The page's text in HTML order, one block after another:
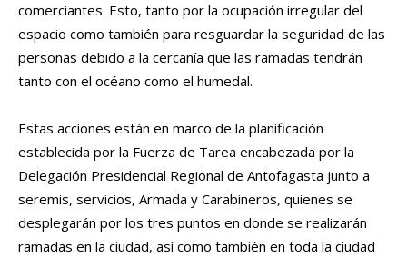
comerciantes. Esto, tanto por la ocupación irregular del
espacio como también para resguardar la seguridad de las
personas debido a la cercanía que las ramadas tendrán
tanto con el océano como el humedal.
Estas acciones están en marco de la planificación
establecida por la Fuerza de Tarea encabezada por la
Delegación Presidencial Regional de Antofagasta junto a
seremis, servicios, Armada y Carabineros, quienes se
desplegarán por los tres puntos en donde se realizarán
ramadas en la ciudad, así como también en toda la ciudad